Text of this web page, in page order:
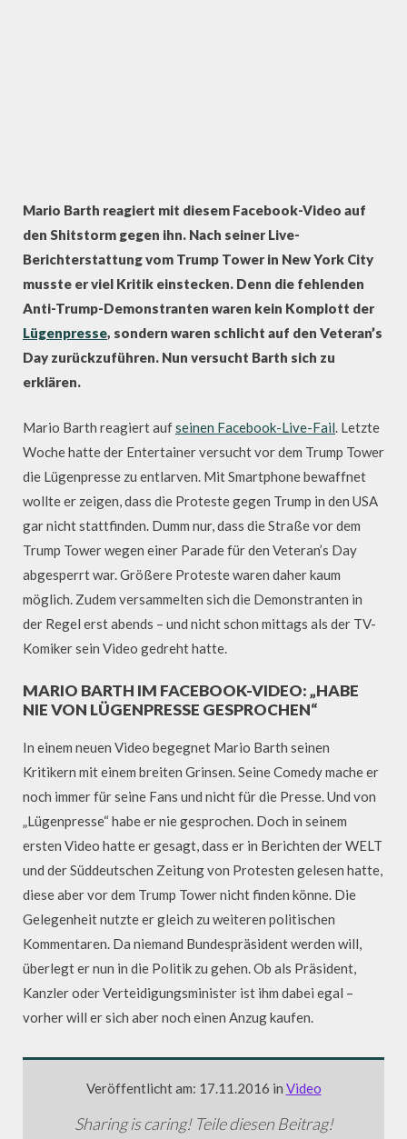
Mario Barth reagiert mit diesem Facebook-Video auf
den Shitstorm gegen ihn. Nach seiner Live-
Berichterstattung vom Trump Tower in New York City
musste er viel Kritik einstecken. Denn die fehlenden
Anti-Trump-Demonstranten waren kein Komplott der
Lügenpresse, sondern waren schlicht auf den Veteran’s
Day zurückzuführen. Nun versucht Barth sich zu
erklären.
Mario Barth reagiert aufseinen Facebook-Live-Fail . Letzte
Woche hatte der Entertainer versucht vor dem Trump Tower
die Lügenpresse zu entlarven. Mit Smartphone bewaffnet
wollte er zeigen, dass die Proteste gegen Trump in den USA
gar nicht stattfinden. Dumm nur, dass die Straße vor dem
Trump Tower wegen einer Parade für den Veteran’s Day
abgesperrt war. Größere Proteste waren daher kaum
möglich. Zudem versammelten sich die Demonstranten in
der Regel erst abends – und nicht schon mittags als der TV-
Komiker sein Video gedreht hatte.
MARIO BARTH IM FACEBOOK-VIDEO: „HABE
NIE VON LÜGENPRESSE GESPROCHEN“
In einem neuen Video begegnet Mario Barth seinen
Kritikern mit einem breiten Grinsen. Seine Comedy mache er
noch immer für seine Fans und nicht für die Presse. Und von
„Lügenpresse“ habe er nie gesprochen. Doch in seinem
ersten Video hatte er gesagt, dass er in Berichten der WELT
und der Süddeutschen Zeitung von Protesten gelesen hatte,
diese aber vor dem Trump Tower nicht finden könne. Die
Gelegenheit nutzte er gleich zu weiteren politischen
Kommentaren. Da niemand Bundespräsident werden will,
überlegt er nun in die Politik zu gehen. Ob als Präsident,
Kanzler oder Verteidigungsminister ist ihm dabei egal –
vorher will er sich aber noch einen Anzug kaufen.
Veröffentlicht am: 17.11.2016 in Video
Sharing is caring! Teile diesen Beitrag!